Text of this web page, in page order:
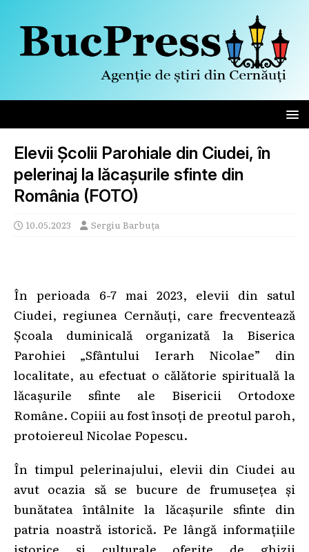
Elevii Școlii Parohiale din Ciudei, în
pelerinaj la lăcașurile sfinte din
România (FOTO)
10.05.2023 Sergiu Barbuța
În perioada 6-7 mai 2023, elevii din satul
Ciudei, regiunea Cernăuți, care frecventează
Școala duminicală organizată la Biserica
Parohiei „Sfântului Ierarh Nicolae” din
localitate, au efectuat o călătorie spirituală la
lăcașurile sfinte ale Bisericii Ortodoxe
Române. Copiii au fost însoți de preotul paroh,
protoiereul Nicolae Popescu.
În timpul pelerinajului, elevii din Ciudei au
avut ocazia să se bucure de frumusețea și
bunătatea întâlnite la lăcașurile sfinte din
patria noastră istorică. Pe lângă informațiile
istorice și culturale oferite de ghizii